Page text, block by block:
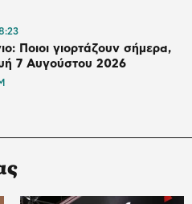
Ποιοι γιορτάζουν σήμερα,
7 Αυγούστου 2026